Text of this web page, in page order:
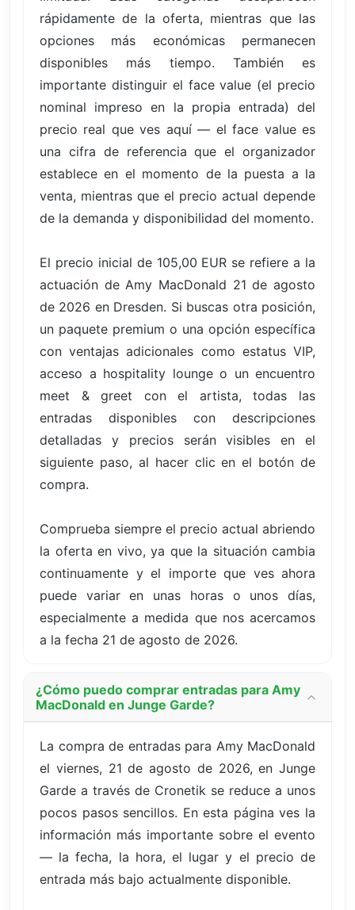
rápidamente de la oferta, mientras que las
opciones más económicas permanecen
disponibles más tiempo. También es
importante distinguir el face value (el precio
nominal impreso en la propia entrada) del
precio real que ves aquí — el face value es
una cifra de referencia que el organizador
establece en el momento de la puesta a la
venta, mientras que el precio actual depende
de la demanda y disponibilidad del momento.
El precio inicial de 105,00 EUR se refiere a la
actuación de Amy MacDonald 21 de agosto
de 2026 en Dresden. Si buscas otra posición,
un paquete premium o una opción específica
con ventajas adicionales como estatus VIP,
acceso a hospitality lounge o un encuentro
meet & greet con el artista, todas las
entradas disponibles con descripciones
detalladas y precios serán visibles en el
siguiente paso, al hacer clic en el botón de
compra.
Comprueba siempre el precio actual abriendo
la oferta en vivo, ya que la situación cambia
continuamente y el importe que ves ahora
puede variar en unas horas o unos días,
especialmente a medida que nos acercamos
a la fecha 21 de agosto de 2026.
¿Cómo puedo comprar entradas para Amy
MacDonald en Junge Garde?
La compra de entradas para Amy MacDonald
el viernes, 21 de agosto de 2026, en Junge
Garde a través de Cronetik se reduce a unos
pocos pasos sencillos. En esta página ves la
información más importante sobre el evento
— la fecha, la hora, el lugar y el precio de
entrada más bajo actualmente disponible.